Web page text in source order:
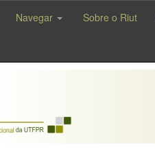
Navegar Sobre o Riut